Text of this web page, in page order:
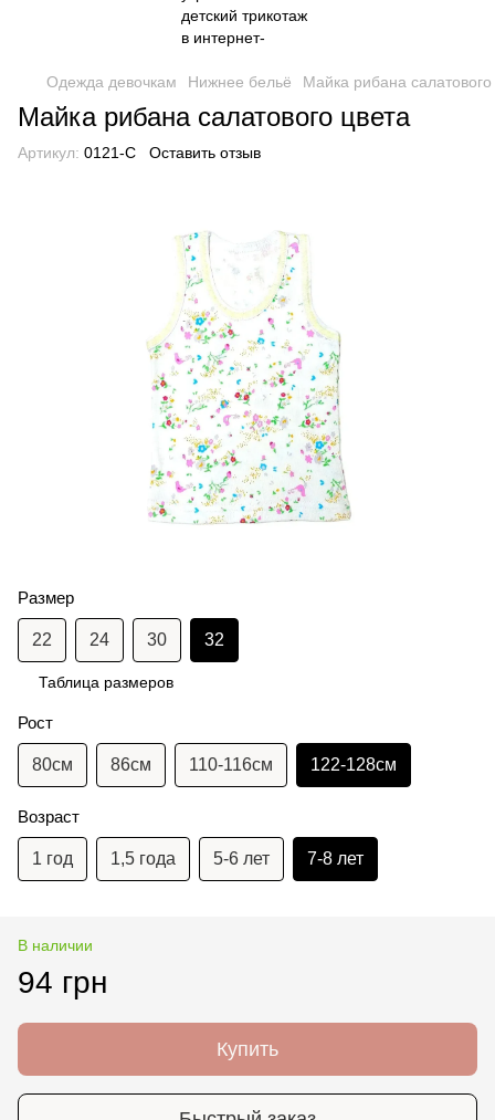
Одежда девочкам Нижнее бельё Майка рибана салатового
Майка рибана салатового цвета
Артикул: 0121-C Оставить отзыв
Размер
22 24 30 32
Таблица размеров
Рост
80см 86см 110-116см 122-128см
Возраст
1 год 1,5 года 5-6 лет 7-8 лет
В наличии
94 грн
Купить